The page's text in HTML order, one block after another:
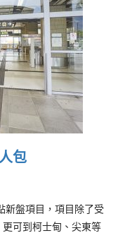
包
新盤項目，項目除了受
可到柯士甸、尖東等